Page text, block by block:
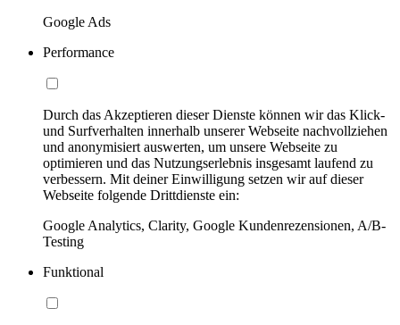
Google Ads
Performance
Durch das Akzeptieren dieser Dienste können wir das Klick-
und Surfverhalten innerhalb unserer Webseite nachvollziehen
und anonymisiert auswerten, um unsere Webseite zu
optimieren und das Nutzungserlebnis insgesamt laufend zu
verbessern. Mit deiner Einwilligung setzen wir auf dieser
Webseite folgende Drittdienste ein:
Google Analytics, Clarity, Google Kundenrezensionen, A/B-
Testing
Funktional